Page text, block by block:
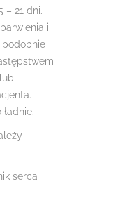
– 21 dni.
i
podobnie
serca